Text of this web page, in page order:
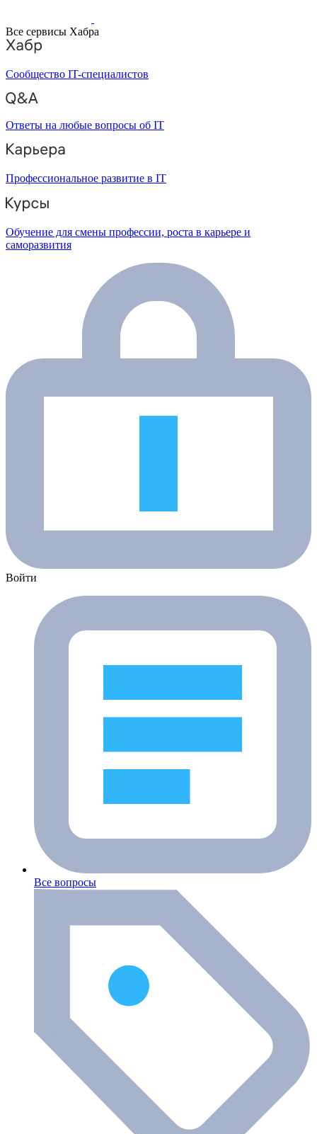
Все сервисы Хабра
Сообщество IT-специалистов
Ответы на любые вопросы об IT
Профессиональное развитие в IT
Обучение для смены профессии, роста в карьере и
саморазвития
Войти
Все вопросы